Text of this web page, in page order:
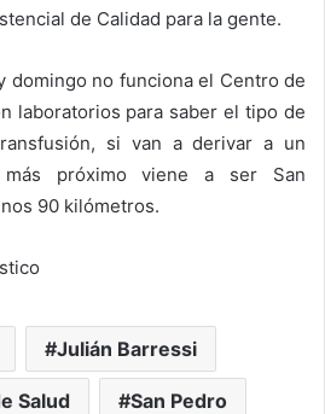
de Calidad para la gente.
domingo no funciona el Centro de
laboratorios para saber el tipo de
si van a derivar a un
próximo viene a ser San
90 kilómetros.
Julián Barressi
Salud San Pedro